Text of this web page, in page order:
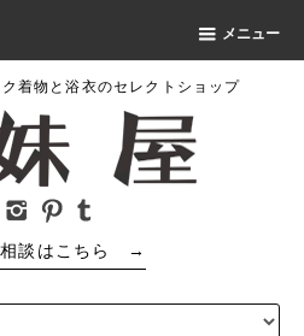
メニュー
着物と浴衣のセレクトショップ
談はこちら →